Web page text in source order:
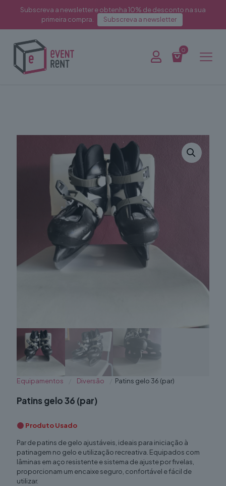
Subscreva a newsletter e obtenha 10% de desconto na sua
primeira compra.
Subscreva a newsletter
0
Equipamentos Diversão Patins gelo 36 (par)
Patins gelo 36 (par)
Produto Usado
Par de patins de gelo ajustáveis, ideais para iniciação à
patinagem no gelo e utilização recreativa. Equipados com
lâminas em aço resistente e sistema de ajuste por fivelas,
proporcionam um encaixe seguro, confortável e fácil de
utilizar.